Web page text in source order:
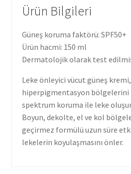
Ürün Bilgileri
Güneş koruma faktörü: SPF50+
Ürün hacmi: 150 ml
Dermatolojik olarak test
Leke önleyici vücut güneş
hiperpigmentasyon bölgelerini
spektrum koruma ile leke
Boyun, dekolte, el ve kol
geçirmez formülü uzun süre
lekelerin koyulaşmasını önler.